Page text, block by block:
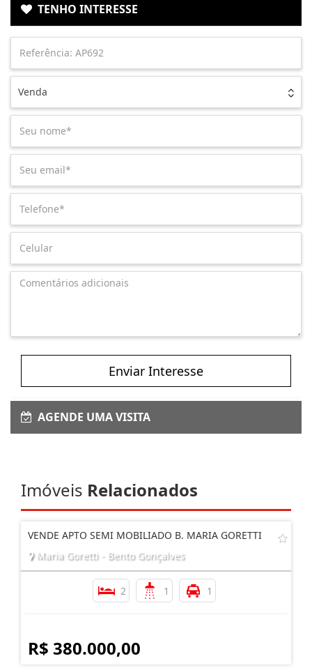
TENHO INTERESSE
Venda
Enviar Interesse
AGENDE UMA VISITA
Imóveis Relacionados
VENDE APTO SEMI MOBILIADO B. MARIA GORETTI
Maria Goretti - Bento Gonçalves
2 1 1
R$ 380.000,00